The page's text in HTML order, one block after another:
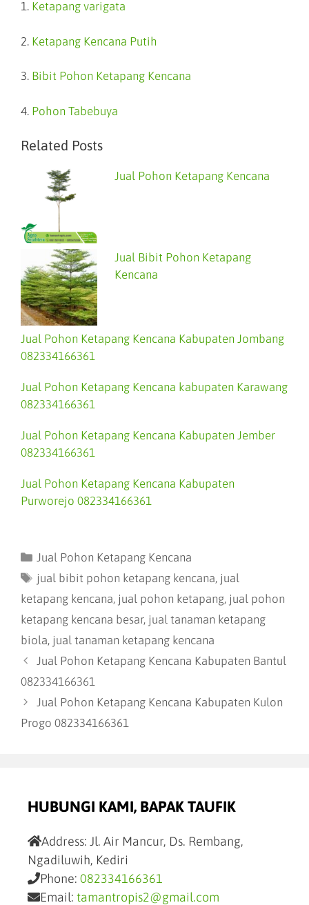
1. Ketapang varigata
2. Ketapang Kencana Putih
3. Bibit Pohon Ketapang Kencana
4. Pohon Tabebuya
Related Posts
Jual Pohon Ketapang Kencana
Jual Bibit Pohon Ketapang
Kencana
Jual Pohon Ketapang Kencana Kabupaten Jombang
082334166361
Jual Pohon Ketapang Kencana kabupaten Karawang
082334166361
Jual Pohon Ketapang Kencana Kabupaten Jember
082334166361
Jual Pohon Ketapang Kencana Kabupaten
Purworejo 082334166361
Jual Pohon Ketapang Kencana
jual bibit pohon ketapang kencana, jual
ketapang kencana, jual pohon ketapang, jual pohon
ketapang kencana besar, jual tanaman ketapang
biola, jual tanaman ketapang kencana
Jual Pohon Ketapang Kencana Kabupaten Bantul
082334166361
Jual Pohon Ketapang Kencana Kabupaten Kulon
Progo 082334166361
HUBUNGI KAMI, BAPAK TAUFIK
Address: Jl. Air Mancur, Ds. Rembang,
Ngadiluwih, Kediri
Phone: 082334166361
Email: tamantropis2@gmail.com